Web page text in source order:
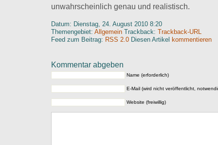
unwahrscheinlich genau und realistisch.
Datum: Dienstag, 24. August 2010 8:20
Themengebiet: Allgemein Trackback: Trackback-URL
Feed zum Beitrag: RSS 2.0 Diesen Artikel kommentieren
Kommentar abgeben
Name (erforderlich)
E-Mail (wird nicht veröffentlicht,
Website (freiwillig)